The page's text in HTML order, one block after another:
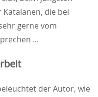
die bei
gerne vom
...
der Autor, wie